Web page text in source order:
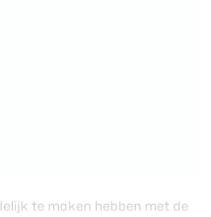
te maken hebben met de